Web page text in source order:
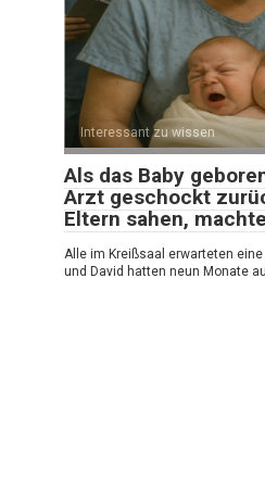
Interessant zu wissen
Als das Baby
Arzt geschockt
Eltern sahen,
Alle im Kreißsaal erwarteten
und David hatten neun Monate